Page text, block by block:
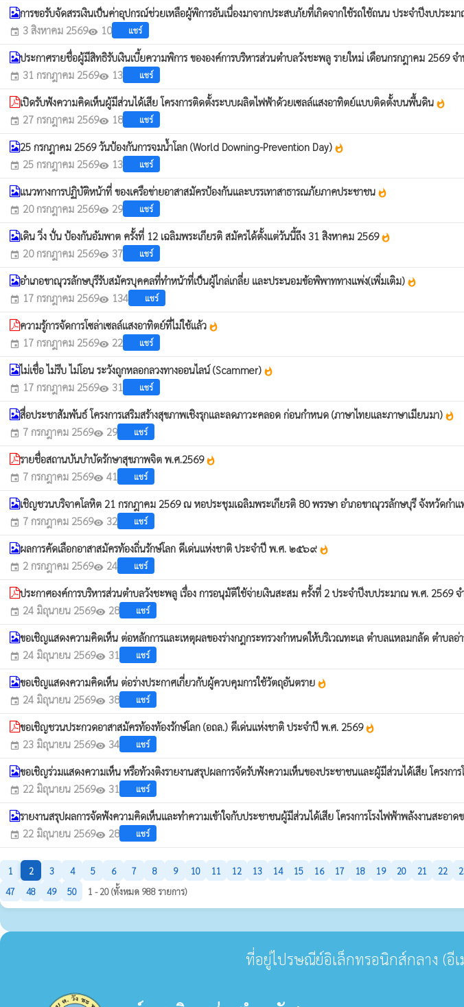
การขอรับจัดสรรเงินเป็นค่าอุปกรณ์ช่วยเหลือผู้พิการอันเนื่องมาจากประสบภัยที่เกิดจากใช้รถใช้ถนน ประจำปีงบประม
event 3 สิงหาคม 2569visibility 10 แชร์
ประกาศรายชื่อผู้มีสิทธิรับเงินเบี้ยความพิการ ขององค์การบริหารส่วนตำบลวังชะพลู รายใหม่ เดือนกรกฎาคม 2569 จ
event 31 กรกฎาคม 2569visibility 13 แชร์
เปิดรับฟังความคิดเห็นผู้มีส่วนได้เสีย โครงการติดตั้งระบบผลิตไฟฟ้าด้วยเซลล์แสงอาทิตย์แบบติดตั้งบนพื้นดิน whatshot
event 27 กรกฎาคม 2569visibility 18 แชร์
25 กรกฎาคม 2569 วันป้องกันการจมน้ำโลก (World Downing-Prevention Day) whatshot
event 25 กรกฎาคม 2569visibility 13 แชร์
แนวทางการปฏิบัติหน้าที่ ของเครือข่ายอาสาสมัครป้องกันและบรรเทาสาธารณภัยภาคประชาชน whatshot
event 20 กรกฎาคม 2569visibility 29 แชร์
เดิน วิ่ง ปั่น ป้องกันอัมพาต ครั้งที่ 12 เฉลิมพระเกียรติ สมัครได้ตั้งแต่วันนี้ถึง 31 สิงหาคม 2569whatshot
event 20 กรกฎาคม 2569visibility 37 แชร์
อำเภอขาณุวรลักษบุรีรับสมัครบุคคลที่ทำหน้าที่เป็นผู้ไกล่เกลี่ย และประนอมข้อพิพาททางแพ่ง(เพิ่มเติม) whatshot
event 17 กรกฎาคม 2569visibility 134 แชร์
ความรู้การจัดการโซล่าเซลล์แสงอาทิตย์ที่ไม่ใช้แล้ว whatshot
event 17 กรกฎาคม 2569visibility 22 แชร์
ไม่เชื่อ ไม่รีบ ไม่โอน ระวังถูกหลอกลวงทางออนไลน์ (Scammer) whatshot
event 17 กรกฎาคม 2569visibility 31 แชร์
สื่อประชาสัมพันธ์ โครงการเสริมสร้างสุขภาพเชิงรุกและลดภาวะคลอด ก่อนกำหนด (ภาษาไทยและภาษาเมียนมา) whatshot
event 7 กรกฎาคม 2569visibility 29 แชร์
รายชื่อสถานบันบำบัดรักษาสุขภาพจิต พ.ศ.2569whatshot
event 7 กรกฎาคม 2569visibility 41 แชร์
เชิญชวนบริจาคโลหิต 21 กรกฎาคม 2569 ณ หอประชุมเฉลิมพระเกียรติ 80 พรรษา อำภอขาณุวรลักษบุรี จังหวัดกำแ
event 7 กรกฎาคม 2569visibility 32 แชร์
ผลการคัดเลือกอาสาสมัครท้องถิ่นรักษ์โลก ดีเด่นแห่งชาติ ประจำปี พ.ศ. ๒๕๖๙ whatshot
event 2 กรกฎาคม 2569visibility 24 แชร์
ประกาศองค์การบริหารส่วนตำบลวังชะพลู เรื่อง การอนุมัติใช้จ่ายเงินสะสม ครั้งที่ 2 ประจำปีงบประมาณ พ.ศ. 2569 จ
event 24 มิถุนายน 2569visibility 28 แชร์
ขอเชิญแสดงความคิดเห็น ต่อหลักการและเหตุผลของร่างกฎกระทรวงกำหนดให้บริเวณทะเล ตำบลแหลมกลัด ตำบล
event 24 มิถุนายน 2569visibility 31 แชร์
ขอเชิญแสดงความคิดเห็น ต่อร่างประกาศเกี่ยวกับผู้ควบคุมการใช้วัตถุอันตราย whatshot
event 24 มิถุนายน 2569visibility 38 แชร์
ขอเชิญชวนประกวดอาสาสมัครท้องท้องรักษ์โลก (อถล.) ดีเด่นแห่งชาติ ประจำปี พ.ศ. 2569whatshot
event 23 มิถุนายน 2569visibility 34 แชร์
ขอเชิญร่วมแสดงความเห็น หรือท้วงติงรายงานสรุปผลการจัดรับฟังความเห็นของประชาชนและผู้มีส่วนได้เสีย โครงก
event 22 มิถุนายน 2569visibility 31 แชร์
รายงานสรุปผลการจัดฟังความคิดเห็นและทำความเข้าใจกับประชาชนผู้มีส่วนได้เสีย โครงการโรงไฟฟ้าพลังงานสะอ
event 22 มิถุนายน 2569visibility 28 แชร์
1 2 3 4 5 6 7 8 9 10 11 12 13 14 15 16 17 18 19 20 21 22
47
48 49 50 1 - 20 (ทั้งหมด 988 รายการ)
ที่อยู่ไปรษณีย์อิเล็กทรอนิกส์กลาง (อีเ